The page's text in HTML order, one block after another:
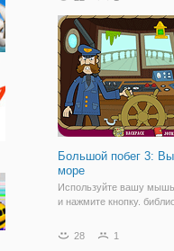
в окружении
препятствий.
Большой побег 3:
море
Используйте вашу мышь
и нажмите кнопку.
знаниями, но сейчас
28 1